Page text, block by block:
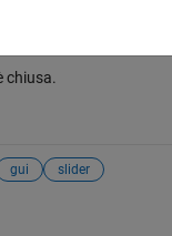
chiusa.
gui slider